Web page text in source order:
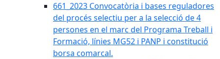
661_2023 Convocatòria i bases reguladores
del procés selectiu per a la selecció de 4
persones en el marc del Programa Treball i
Formació, línies MG52 i PANP i constitució
borsa comarcal.